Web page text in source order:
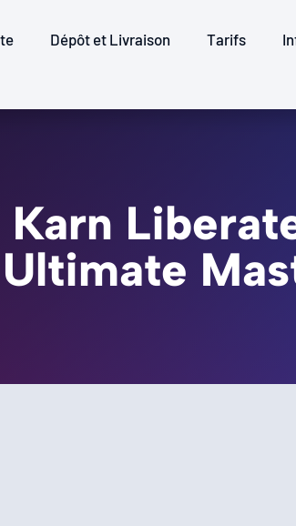
Dépôt et Livraison Tarifs